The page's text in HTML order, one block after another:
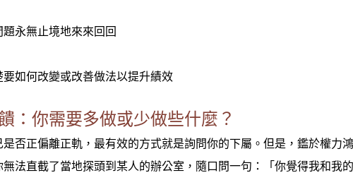
永無止境地來來回回
如何改變或改善做法以提升績效
：你需要多做或少做些什麼？
是否正偏離正軌，最有效的方式就是詢問你的下屬。但是，鑑於權力
無法直截了當地探頭到某人的辦公室，隨口問一句：「你覺得我和我